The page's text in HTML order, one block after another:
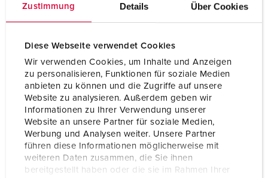
Zustimmung Details Über Cookies
Diese Webseite verwendet Cookies
Wir verwenden Cookies, um Inhalte und Anzeigen
zu personalisieren, Funktionen für soziale Medien
anbieten zu können und die Zugriffe auf unsere
Website zu analysieren. Außerdem geben wir
Informationen zu Ihrer Verwendung unserer
Website an unsere Partner für soziale Medien,
Werbung und Analysen weiter. Unsere Partner
führen diese Informationen möglicherweise mit
weiteren Daten zusammen, die Sie ihnen
bereitgestellt haben oder die sie im Rahmen Ihrer
Technique de raccordement avec bornes à vis
Contacts
Support de contacts à
haute tenue thermique
Contacts X-CONTACT®
VERS LE PRODUIT